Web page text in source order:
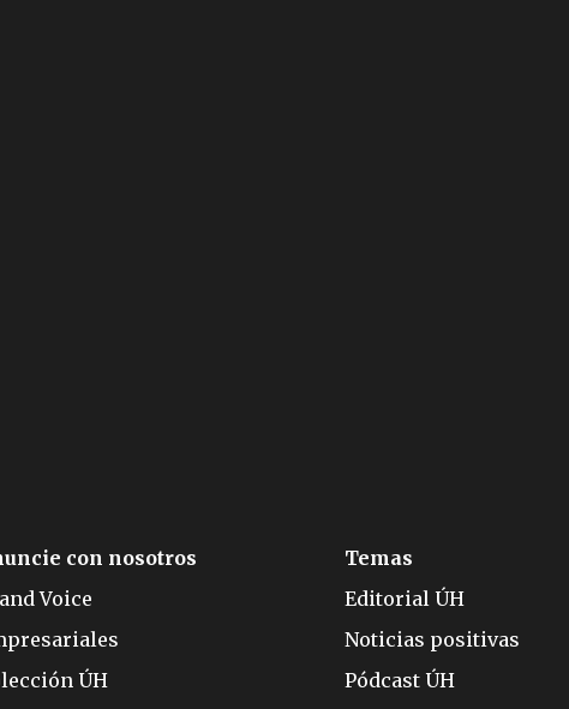
con nosotros
Voice
ÚH
Temas
Editorial ÚH
Noticias positivas
Pódcast ÚH